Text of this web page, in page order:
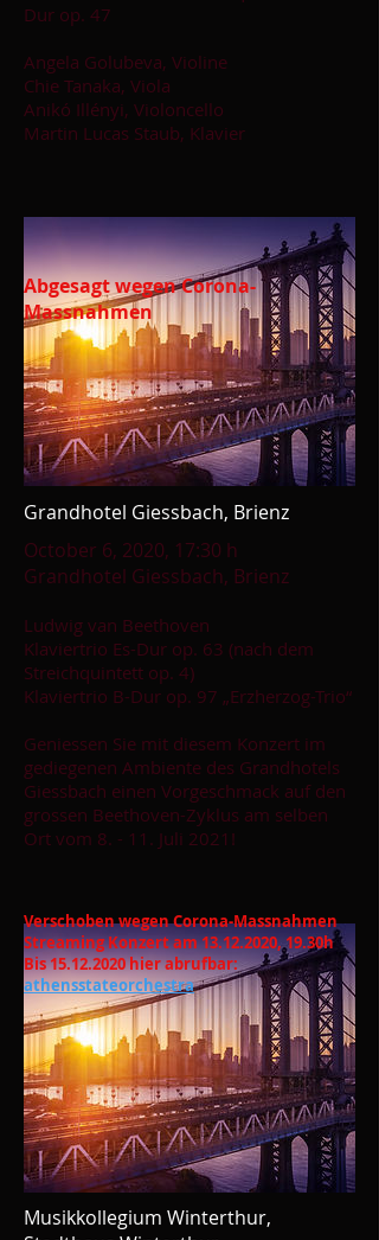
Dur op. 47
Angela Golubeva, Violine
Chie Tanaka, Viola
Anikó Illényi, Violoncello
Martin Lucas Staub, Klavier
Grandhotel Giessbach, Brienz
October 6, 2020, 17:30 h
Grandhotel Giessbach, Brienz
Ludwig van Beethoven
Klaviertrio Es-Dur op. 63 (nach dem
Streichquintett op. 4)
Klaviertrio B-Dur op. 97 „Erzherzog-Trio“
Geniessen Sie mit diesem Konzert im
gediegenen Ambiente des Grandhotels
Giessbach einen Vorgeschmack auf den
grossen Beethoven-Zyklus am selben
Ort vom 8. - 11. Juli 2021!
Musikkollegium Winterthur,
Abgesagt wegen Corona-
Massnahmen
Verschoben wegen Corona-Massnahmen
Streaming Konzert am13.12.2020, 19.30h
Bis15.12.2020hier abrufbar:
athensstateorchestra